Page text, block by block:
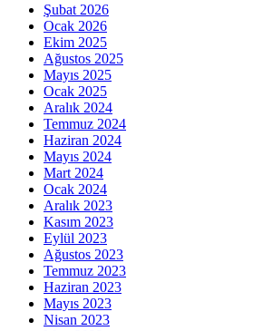
Şubat 2026
Ocak 2026
Ekim 2025
Ağustos 2025
Mayıs 2025
Ocak 2025
Aralık 2024
Temmuz 2024
Haziran 2024
Mayıs 2024
Mart 2024
Ocak 2024
Aralık 2023
Kasım 2023
Eylül 2023
Ağustos 2023
Temmuz 2023
Haziran 2023
Mayıs 2023
Nisan 2023